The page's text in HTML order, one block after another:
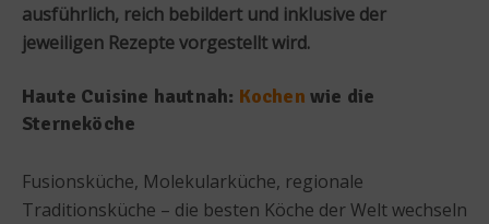
ausführlich, reich bebildert und inklusive der
jeweiligen Rezepte vorgestellt wird.
Haute Cuisine hautnah: Kochen wie die
Sterneköche
Fusionsküche, Molekularküche, regionale
Traditionsküche – die besten Köche der Welt wechseln